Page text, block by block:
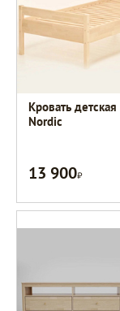
Кровать
Nordic
13 900Р